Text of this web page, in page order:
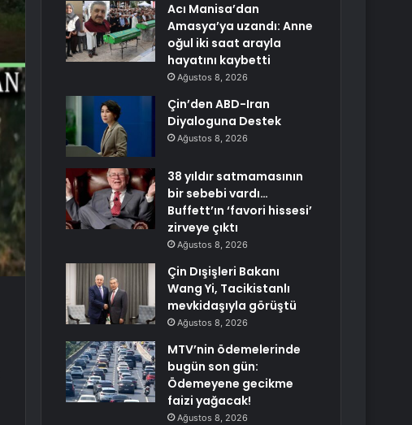
Acı Manisa’dan
Amasya’ya uzandı: Anne
oğul iki saat arayla
hayatını kaybetti
Ağustos 8, 2026
Çin’den ABD-Iran
Diyaloguna Destek
Ağustos 8, 2026
38 yıldır satmamasının
bir sebebi vardı…
Buffett’ın ‘favori hissesi’
zirveye çıktı
Ağustos 8, 2026
Çin Dışişleri Bakanı
Wang Yi, Tacikistanlı
mevkidaşıyla görüştü
Ağustos 8, 2026
MTV’nin ödemelerinde
bugün son gün:
Ödemeyene gecikme
faizi yağacak!
Ağustos 8, 2026